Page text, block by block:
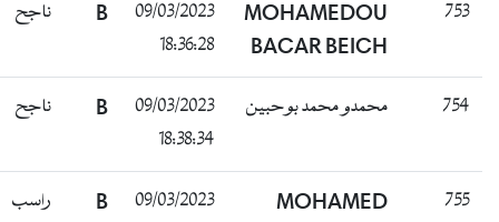
753
MOHAMEDOU
BACAR BEICH
09/03/2023
18:36:28
B ناجح
754 محمدو محمد بوحبين
09/03/2023
18:38:34
B ناجح
755
MOHAMED
09/03/2023
B راسب